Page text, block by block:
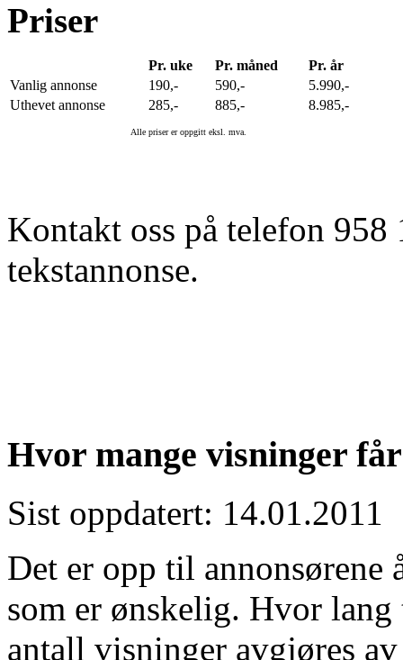
Priser
Pr. uke Pr. måned
Pr. år
Vanlig annonse
190,- 590,-
5.990,-
Uthevet annonse
285,- 885,- 8.985,-
Alle priser er oppgitt eksl. mva.
Kontakt oss på telefon
tekstannonse.
Hvor mange visninger
Sist oppdatert: 14.01.2011
Det er opp til annonsørene
som er ønskelig. Hvor lang
antall visninger avgjøres